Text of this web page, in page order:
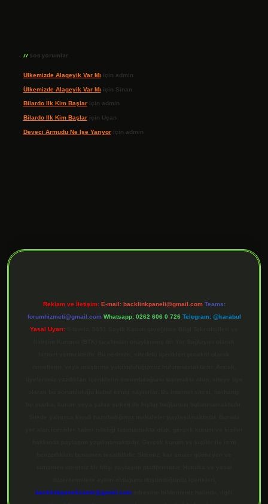
Son yorumlar
Ülkemizde Alageyik Var Mı için admin
Ülkemizde Alageyik Var Mı için Sinan
Bilardo Ilk Kim Başlariçin admin
Bilardo Ilk Kim Başlariçin Uçan
Deveci Armudu Ne Işe Yarıyoriçin admin
Reklam ve İletişim: E-mail: backlinkpaneli@gmail.com Teams:
forumhizmeti@gmail.com Whatsapp: 0262 606 0 726 Telegram: @karabul
Yasal Uyarı:
backlinkpanelicomtr@gmail.com